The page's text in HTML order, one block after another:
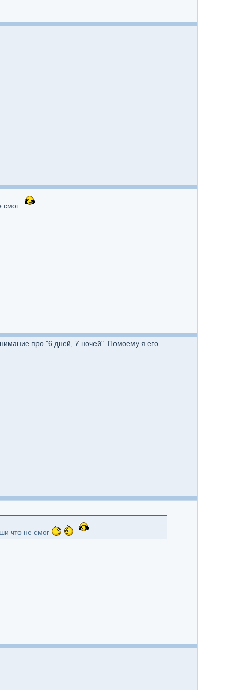
смог
про "6 дней, 7 ночей". Помоему я его
что не смог